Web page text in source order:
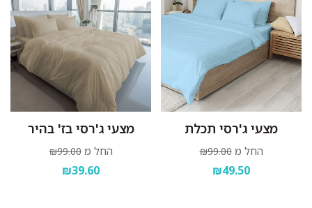
מצעי ג'רסי תכלת
החל מ ₪99.00
₪49.50
מצעי ג'רסי בז' בהיר
החל מ ₪99.00
₪39.60